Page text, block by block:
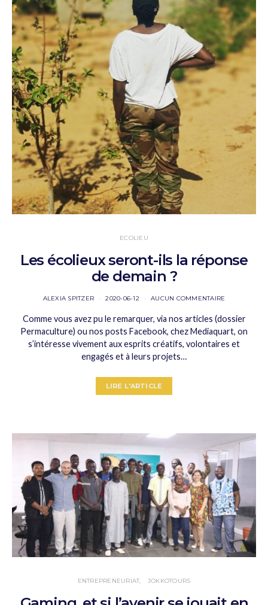
ECOLIEU
Les écolieux seront-ils la réponse
de demain ?
ALEXIA SPITZER 2020-06-12 AUCUN COMMENTAIRE
Comme vous avez pu le remarquer, via nos articles (dossier
Permaculture) ou nos posts Facebook, chez Mediaquart, on
s’intéresse vivement aux esprits créatifs, volontaires et
engagés et à leurs projets…
LIRE L'ARTICLE
ENTREPRENEURIAT JOKKOTOURS